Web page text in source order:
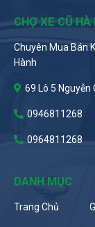
CHỢ XE CŨ HÀ
Chuyên Mua Bán
Hành
69 Lô 5 Nguyễn
0946811268
0964811268
DANH MỤC
Trang Chủ